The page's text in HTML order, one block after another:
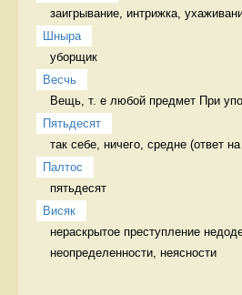
заигрывание, интрижка,
Шныра
уборщик
Весчь
Вещь, т. е любой предмет При
Пятьдесят
так себе, ничего, средне (ответ
Палтос
пятьдесят
Висяк
нераскрытое преступление
неопределенности, неясности